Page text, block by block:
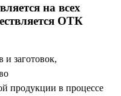
на всех
ОТК
и заготовок,
продукции в процессе